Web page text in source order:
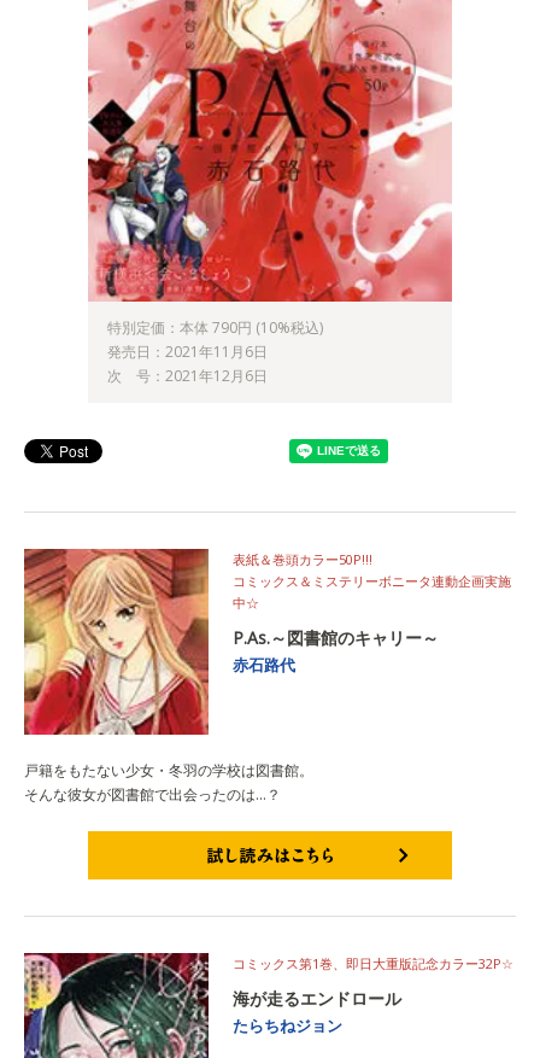
特別定価：本体 790円 (10%税込)
発売日：2021年11月6日
次 号：2021年12月6日
表紙＆巻頭カラー50P!!!
コミックス＆ミステリーボニータ連動企画実施
中☆
P.As.～図書館のキャリー～
赤石路代
戸籍をもたない少女・冬羽の学校は図書館。
そんな彼女が図書館で出会ったのは…？
コミックス第1巻、即日大重版記念カラー32P☆
海が走るエンドロール
たらちねジョン